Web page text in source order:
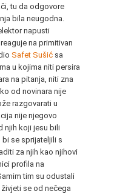
tu da odgovore
bila neugodna.
napusti
na primitivan
Safet Sušić sa
u kojima niti persira
na pitanja, niti zna
od novinara nije
razgovarati u
nije njegovo
njih koji jesu bili
se sprijateljili s
za njih kao njihovi
profila na
tim su odustali
se od nečega